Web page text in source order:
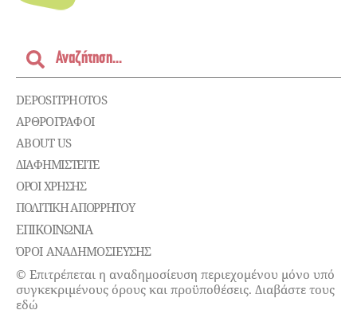
DEPOSITPHOTOS
ΑΡΘΡΟΓΡΑΦΟΙ
ABOUT US
ΔΙΑΦΗΜΙΣΤΕΊΤΕ
ΌΡΟΙ ΧΡΉΣΗΣ
ΠΟΛΙΤΙΚΉ ΑΠΟΡΡΉΤΟΥ
ΕΠΙΚΟΙΝΩΝΊΑ
ΌΡΟΙ ΑΝΑΔΗΜΟΣΙΕΥΣΗΣ
© Επιτρέπεται η αναδημοσίευση περιεχομένου μόνο υπό
συγκεκριμένους όρους και προϋποθέσεις. Διαβάστε τους
εδώ